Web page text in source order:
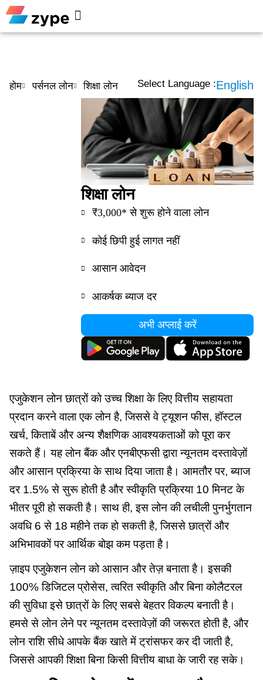
होम पर्सनल लोन शिक्षा लोन Select Language :English
शिक्षा लोन
₹3,000* से शुरू होने वाला लोन
कोई छिपी हुई लागत नहीं
आसान आवेदन
आकर्षक ब्याज दर
अभी अप्लाई करें
एजुकेशन लोन छात्रों को उच्च शिक्षा के लिए वित्तीय सहायता
प्रदान करने वाला एक लोन है, जिससे वे ट्यूशन फीस, हॉस्टल
खर्च, किताबें और अन्य शैक्षणिक आवश्यकताओं को पूरा कर
सकते हैं। यह लोन बैंक और एनबीएफसी द्वारा न्यूनतम दस्तावेज़ों
और आसान प्रक्रिया के साथ दिया जाता है। आमतौर पर,ब्याज
दर 1.5% से सुरूहोती है और स्वीकृति प्रक्रिया 10 मिनट के
भीतर पूरी हो सकती है। साथ ही, इस लोन की लचीली पुनर्भुगतान
अवधि 6 से 18 महीने तक हो सकती है, जिससे छात्रों और
अभिभावकों पर आर्थिक बोझ कम पड़ता है।
ज़ाइप एजुकेशन लोन को आसान और तेज़ बनाता है। इसकी
100% डिजिटल प्रोसेस, त्वरित स्वीकृति और बिना कोलैटरल
की सुविधा इसे छात्रों के लिए सबसे बेहतर विकल्प बनाती है।
हमसे से लोन लेने पर न्यूनतम दस्तावेज़ों की जरूरत होती है, और
लोन राशि सीधे आपके बैंक खाते में ट्रांसफर कर दी जाती है,
जिससे आपकी शिक्षा बिना किसी वित्तीय बाधा के जारी रह सके।